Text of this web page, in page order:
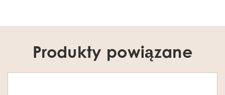
Produkty powiązane